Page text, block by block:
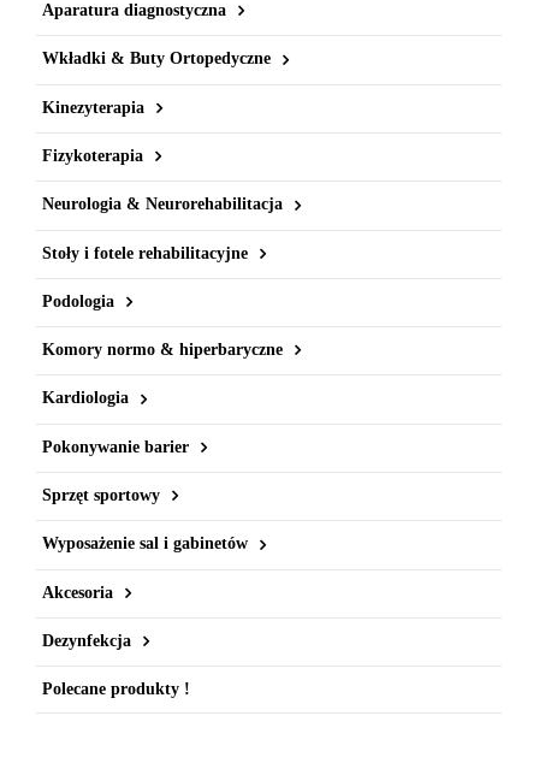
Aparatura diagnostyczna
Wkładki & Buty Ortopedyczne
Kinezyterapia
Fizykoterapia
Neurologia & Neurorehabilitacja
Stoły i fotele rehabilitacyjne
Podologia
Komory normo & hiperbaryczne
Kardiologia
Pokonywanie barier
Sprzęt sportowy
Wyposażenie sal i gabinetów
Akcesoria
Dezynfekcja
Polecane produkty !